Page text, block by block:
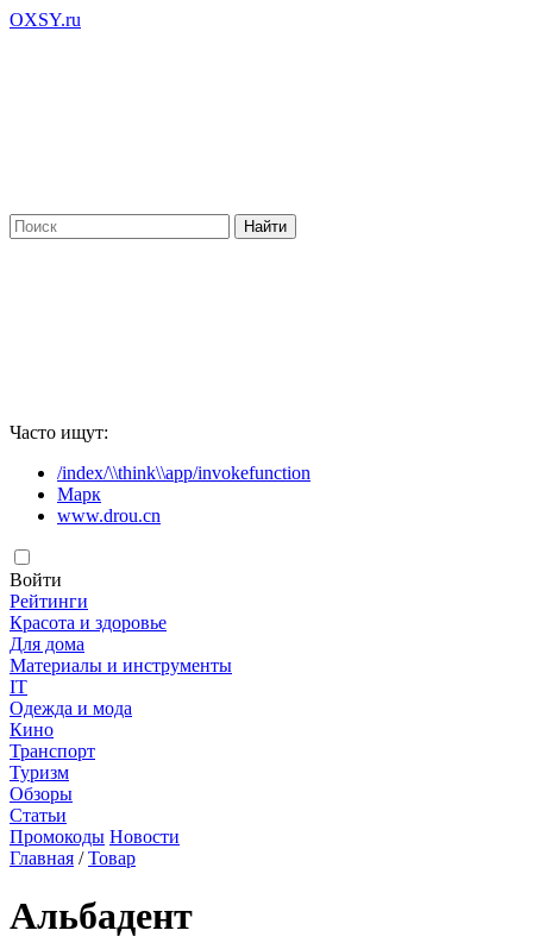
OXSY.ru
Часто ищут:
/index/\\think\\app/invokefunction
Марк
www.drou.cn
Войти
Рейтинги
Красота и здоровье
Для дома
Материалы и инструменты
IT
Одежда и мода
Кино
Транспорт
Туризм
Обзоры
Статьи
Промокоды Новости
Главная /Товар
Альбадент